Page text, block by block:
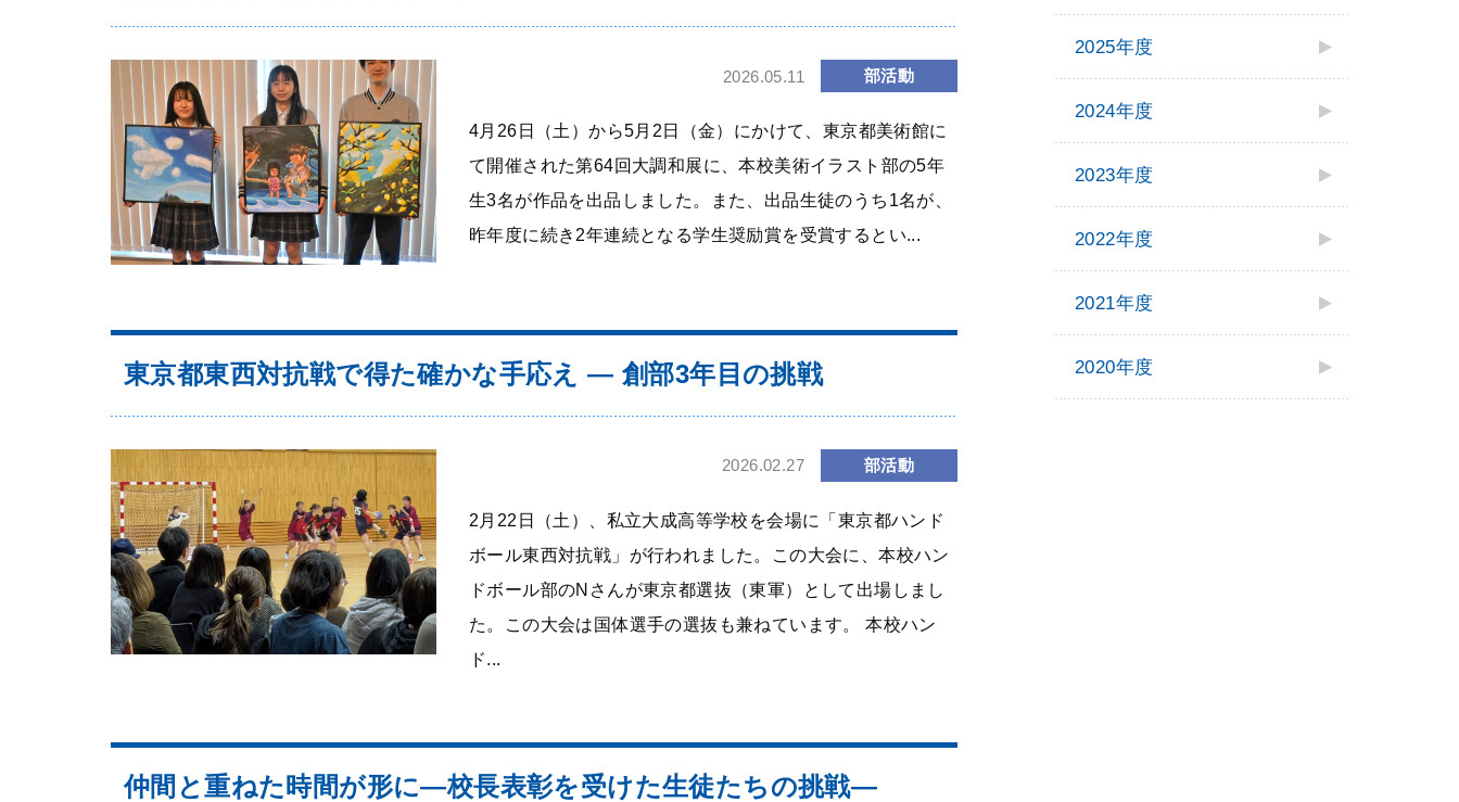
2026.05.11 部活動
4月26日（土）から5月2日（金）にかけて、東京都美術館に
て開催された第64回大調和展に、本校美術イラスト部の5年
生3名が作品を出品しました。また、出品生徒のうち1名が、
昨年度に続き2年連続となる学生奨励賞を受賞するとい...
東京都東西対抗戦で得た確かな手応え ― 創部3年目の挑戦
2026.02.27 部活動
2月22日（土）、私立大成高等学校を会場に「東京都ハンド
ボール東西対抗戦」が行われました。この大会に、本校ハン
ドボール部のNさんが東京都選抜（東軍）として出場しまし
た。この大会は国体選手の選抜も兼ねています。 本校ハン
ド...
仲間と重ねた時間が形に―校長表彰を受けた生徒たちの挑戦―
2025年度
2024年度
2023年度
2022年度
2021年度
2020年度